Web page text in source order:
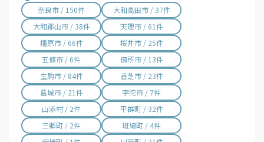
奈良市 / 150件
大和高田市 / 37件
大和郡山市 / 38件
天理市 / 61件
橿原市 / 66件
桜井市 / 25件
五條市 / 6件
御所市 / 13件
生駒市 / 84件
香芝市 / 23件
葛城市 / 21件
宇陀市 / 7件
山添村 / 2件
平群町 / 32件
三郷町 / 2件
斑鳩町 / 4件